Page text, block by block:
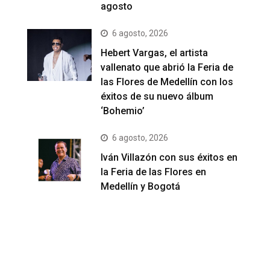
agosto
6 agosto, 2026
Hebert Vargas, el artista
vallenato que abrió la Feria de
las Flores de Medellín con los
éxitos de su nuevo álbum
‘Bohemio’
6 agosto, 2026
Iván Villazón con sus éxitos en
la Feria de las Flores en
Medellín y Bogotá